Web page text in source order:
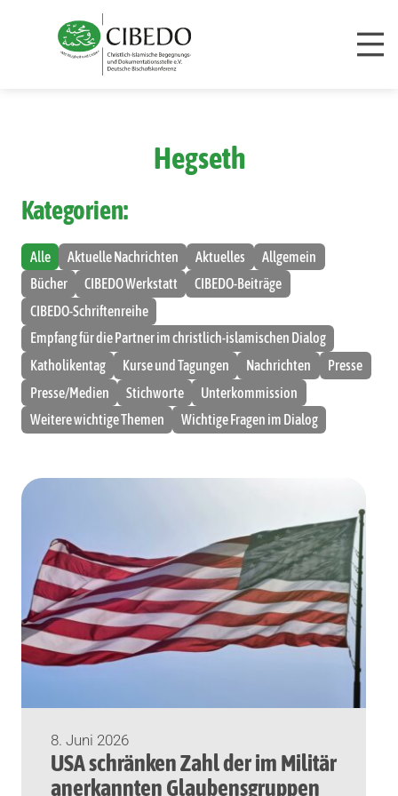
Hegseth
Kategorien:
Alle Aktuelle Nachrichten Aktuelles
Allgemein
Bücher
CIBEDO Werkstatt
CIBEDO-Beiträge
CIBEDO-Schriftenreihe
Empfang für die Partner im christlich-islamischen Dialog
Katholikentag
Kurse und Tagungen Nachrichten
Presse
Presse/Medien
Stichworte
Unterkommission
Weitere wichtige Themen
Wichtige Fragen im Dialog
8. Juni 2026
USA schränken Zahl der im Militär
anerkannten Glaubensgruppen